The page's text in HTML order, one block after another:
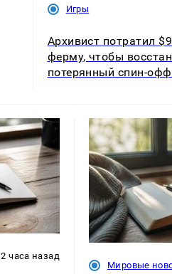
Игры
Архивист потратил
ферму, чтобы
потерянный спин-
2 часа назад
Мировые